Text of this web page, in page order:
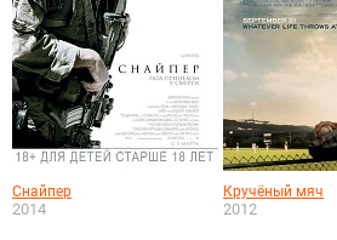
Снайпер
2014
Кручёный мяч
2012